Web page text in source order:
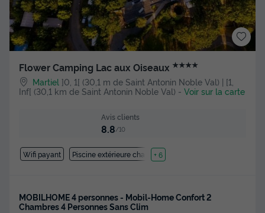
Flower Camping Lac aux Oiseaux ★★★★
Martiel ]0, 1[ (30,1 m de Saint Antonin Noble Val) | [1,
Inf[ (30,1 km de Saint Antonin Noble Val) - Voir sur la carte
Avis clients
8.8/10
Wifi payant Piscine extérieure chauffée
+ 6
MOBILHOME 4 personnes - Mobil-Home Confort 2
Chambres 4 Personnes Sans Clim